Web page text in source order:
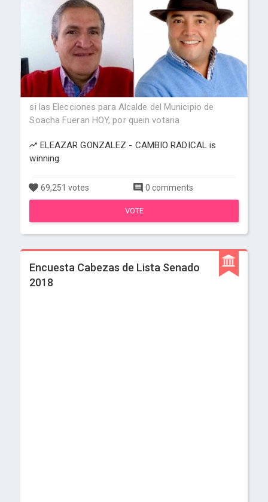
si las Elecciones para Alcalde del Municipio de
Soacha Fueran HOY, por quein votaria
ELEAZAR GONZALEZ - CAMBIO RADICAL is
winning
69,251 votes 0 comments
VOTE
Encuesta Cabezas de Lista Senado
2018